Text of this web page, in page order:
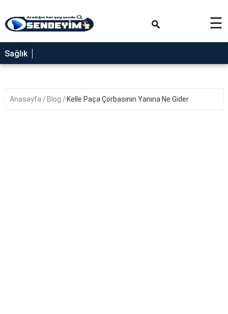
SAĞLIK
NEDİR
YEMEK
☰
Sağlık
Anasayfa Blog Kelle Paça Çorbasının Yanına Ne Gider